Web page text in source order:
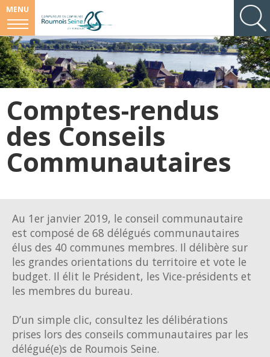
MENU
Comptes-rendus
des Conseils
Communautaires
Au 1er janvier 2019, le conseil communautaire
est composé de 68 délégués communautaires
élus des 40 communes membres. Il délibère sur
les grandes orientations du territoire et vote le
budget. Il élit le Président, les Vice-présidents et
les membres du bureau.
D’un simple clic, consultez les délibérations
prises lors des conseils communautaires par les
délégué(e)s de Roumois Seine.